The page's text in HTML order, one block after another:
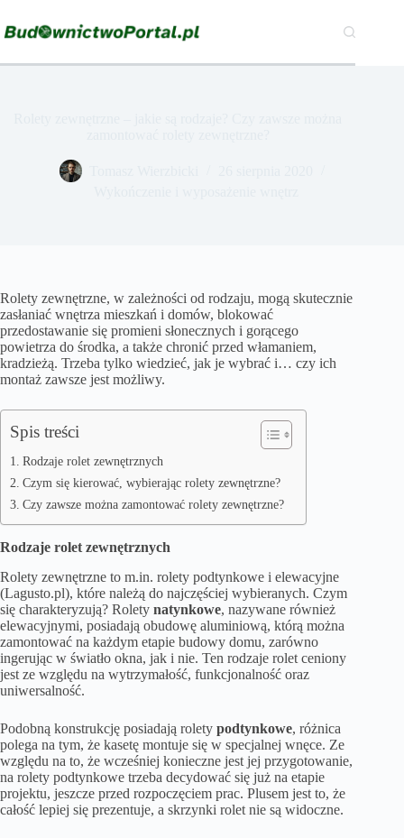
do
treści
Rolety zewnętrzne, w zależności od rodzaju, mogą skutecznie
zasłaniać wnętrza mieszkań i domów, blokować
przedostawanie się promieni słonecznych i gorącego
powietrza do środka, a także chronić przed włamaniem,
kradzieżą. Trzeba tylko wiedzieć, jak je wybrać i… czy ich
montaż zawsze jest możliwy.
Spis treści
Rodzaje rolet zewnętrznych
Czym się kierować, wybierając rolety zewnętrzne?
Czy zawsze można zamontować rolety zewnętrzne?
Rodzaje rolet zewnętrznych
Rolety zewnętrzne to m.in. rolety podtynkowe i elewacyjne
(Lagusto.pl), które należą do najczęściej wybieranych. Czym
się charakteryzują? Rolety natynkowe, nazywane również
elewacyjnymi, posiadają obudowę aluminiową, którą można
zamontować na każdym etapie budowy domu, zarówno
ingerując w światło okna, jak i nie. Ten rodzaje rolet ceniony
jest ze względu na wytrzymałość, funkcjonalność oraz
uniwersalność.
Podobną konstrukcję posiadają rolety podtynkowe, różnica
polega na tym, że kasetę montuje się w specjalnej wnęce. Ze
względu na to, że wcześniej konieczne jest jej przygotowanie,
na rolety podtynkowe trzeba decydować się już na etapie
projektu, jeszcze przed rozpoczęciem prac. Plusem jest to, że
całość lepiej się prezentuje, a skrzynki rolet nie są widoczne.